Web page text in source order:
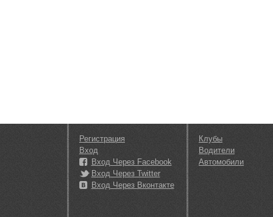
Регистрация
Вход
Вход Через Facebook
Вход Через Twitter
Вход Через Вконтакте
Клубы
Водители
Автомобили